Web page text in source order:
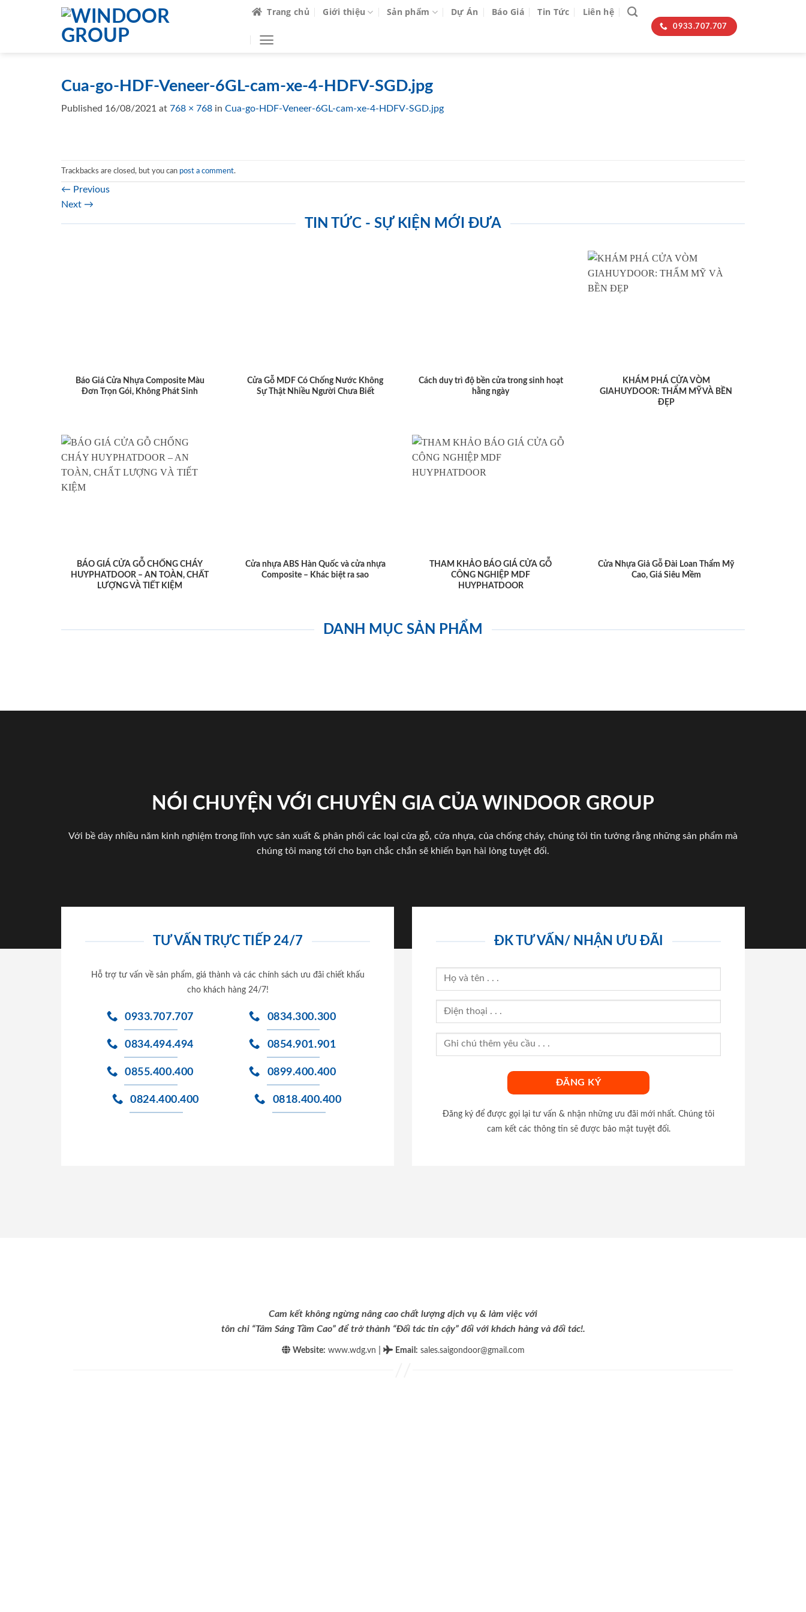
Trang chủ Giới thiệu Sản phẩm Dự Án Báo Giá Tin Tức Liên hệ
0933.707.707
Cua-go-HDF-Veneer-6GL-cam-xe-4-HDFV-SGD.jpg
Published 16/08/2021 at 768 × 768 in Cua-go-HDF-Veneer-6GL-cam-xe-4-HDFV-SGD.jpg
Trackbacks are closed, but you can post a comment.
← Previous
Next →
TIN TỨC - SỰ KIỆN MỚI ĐƯA
Báo Giá Cửa Nhựa Composite Màu
Đơn Trọn Gói, Không Phát Sinh
Cửa Gỗ MDF Có Chống Nước Không
Sự Thật Nhiều Người Chưa Biết
Cách duy trì độ bền cửa trong sinh hoạt
hằng ngày
KHÁM PHÁ CỬA VÒM
GIAHUYDOOR: THẨM MỸ VÀ BỀN
ĐẸP
BÁO GIÁ CỬA GỖ CHỐNG CHÁY
HUYPHATDOOR – AN TOÀN, CHẤT
LƯỢNG VÀ TIẾT KIỆM
Cửa nhựa ABS Hàn Quốc và cửa nhựa
Composite – Khác biệt ra sao
THAM KHẢO BÁO GIÁ CỬA GỖ
CÔNG NGHIỆP MDF
HUYPHATDOOR
Cửa Nhựa Giả Gỗ Đài Loan Thẩm Mỹ
Cao, Giá Siêu Mềm
DANH MỤC SẢN PHẨM
NÓI CHUYỆN VỚI CHUYÊN GIA CỦA WINDOOR GROUP
Với bề dày nhiều năm kinh nghiệm trong lĩnh vực sản xuất & phân phối các loại cửa gỗ, cửa nhựa, của chống cháy, chúng tôi tin tưởng rằng những sản phẩm mà
chúng tôi mang tới cho bạn chắc chắn sẽ khiến bạn hài lòng tuyệt đối.
TƯ VẤN TRỰC TIẾP 24/7
Hỗ trợ tư vấn về sản phẩm, giá thành và các chính sách ưu đãi chiết khấu
cho khách hàng 24/7!
0933.707.707
0834.494.494
0855.400.400
0824.400.400
0834.300.300
0854.901.901
0899.400.400
0818.400.400
ĐK TƯ VẤN/ NHẬN ƯU ĐÃI
Đăng ký để được gọi lại tư vấn & nhận những ưu đãi mới nhất. Chúng tôi
cam kết các thông tin sẽ được bảo mật tuyệt đối.
Cam kết không ngừng nâng cao chất lượng dịch vụ & làm việc với
tôn chỉ “Tâm Sáng Tầm Cao” để trở thành “Đối tác tin cậy” đối với khách hàng và đối tác!.
Website: www.wdg.vn Email : sales.saigondoor@gmail.com